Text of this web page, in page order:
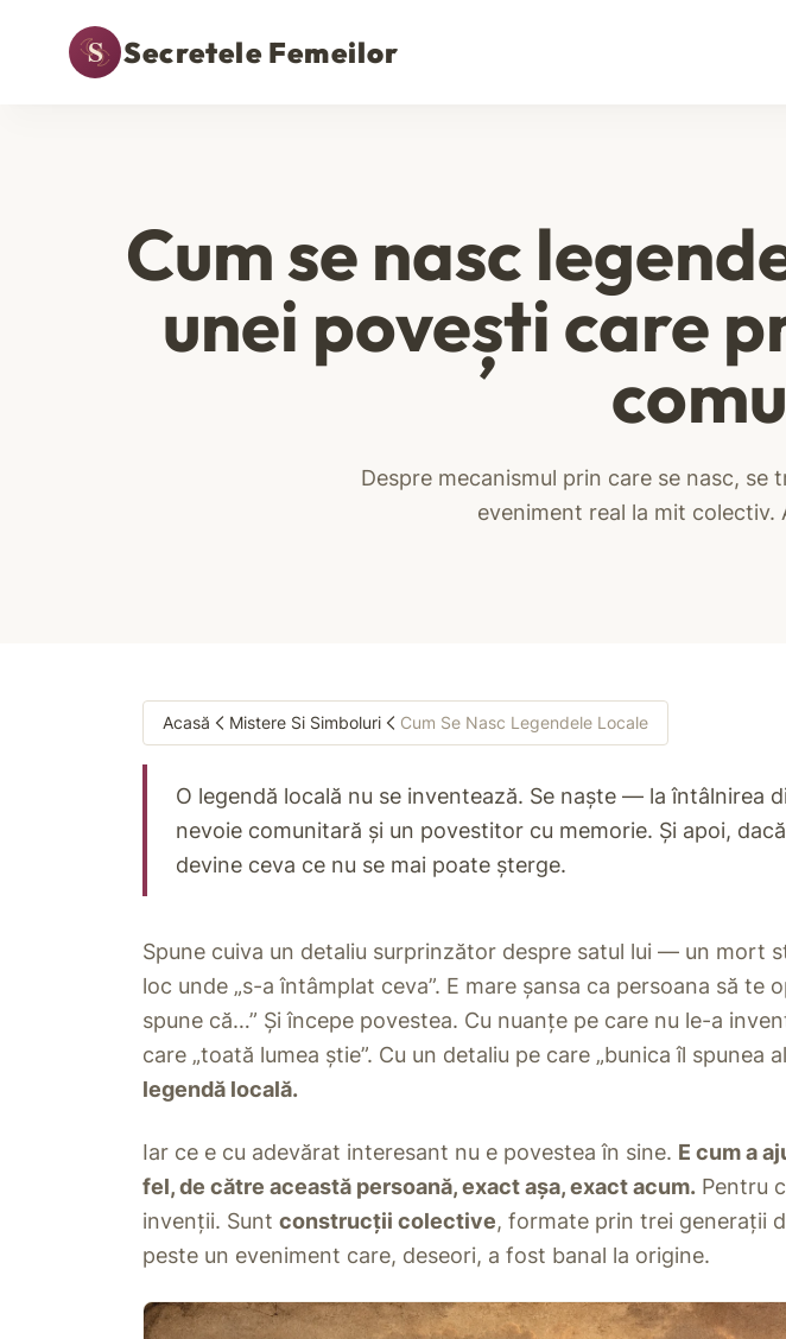
Secretele Femeilor
Cum se nasc
unei povești care
Despre mecanismul prin care se nasc,
eveniment real la mit colectiv.
Acasă Mistere Si Simboluri Cum Se Nasc Legendele Locale
O legendă locală nu se inventează. Se naște — la întâlnirea
nevoie comunitară și un povestitor cu memorie. Și apoi,
devine ceva ce nu se mai poate șterge.
Spune cuiva un detaliu surprinzător despre satul lui — un mort
loc unde „s-a întâmplat ceva”. E mare șansa ca persoana să te
spune că…” Și începe povestea. Cu nuanțe pe care nu le-a
care „toată lumea știe”. Cu un detaliu pe care „bunica îl spunea
legendă locală.
Iar ce e cu adevărat interesant nu e povestea în sine. E cum a
fel, de către această persoană, exact așa, exact acum. Pentru
invenții. Sunt construcții colective, formate prin trei generații
peste un eveniment care, deseori, a fost banal la origine.